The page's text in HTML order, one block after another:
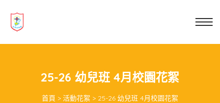
25-26 幼兒班 4月校園花絮
首頁 > 活動花絮 > 25-26 幼兒班 4月校園花絮
教育